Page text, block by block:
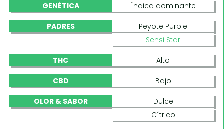
GENÉTICA Índica dominante
PADRES
Peyote Purple
Sensi Star
THC Alto
CBD Bajo
OLOR & SABOR
Dulce
Cítrico